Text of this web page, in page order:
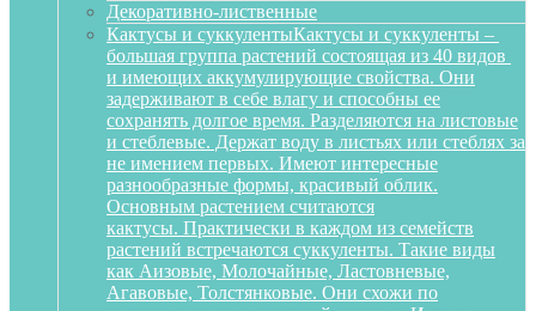
Декоративно-лиственные
Кактусы и суккулентыКактусы и суккуленты –
большая группа растений состоящая из 40 видов
и имеющих аккумулирующие свойства. Они
задерживают в себе влагу и способны ее
сохранять долгое время. Разделяются на листовые
и стеблевые. Держат воду в листьях или стеблях за
не имением первых. Имеют интересные
разнообразные формы, красивый облик.
Основным растением считаются
кактусы. Практически в каждом из семейств
растений встречаются суккуленты. Такие виды
как Аизовые, Молочайные, Ластовневые,
Агавовые, Толстянковые. Они схожи по